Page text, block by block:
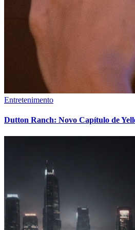
Entretenimento
Dutton Ranch: Novo Capítulo de